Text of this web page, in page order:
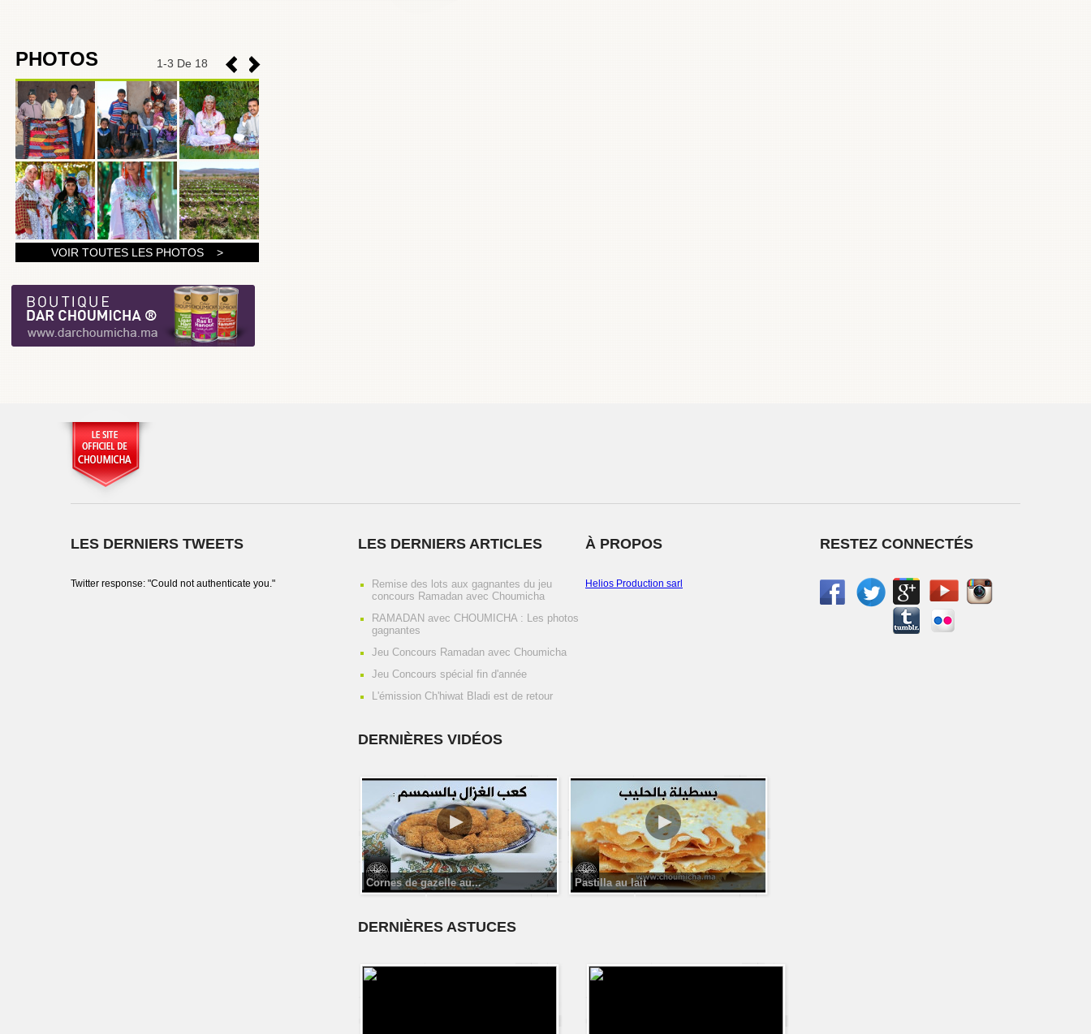
1-3 De 18
PHOTOS
1
2
VOIR TOUTES LES PHOTOS >
LES DERNIERS TWEETS
Twitter response: "Could not authenticate you."
LES DERNIERS ARTICLES
Remise des lots aux gagnantes du jeu
concours Ramadan avec Choumicha
RAMADAN avec CHOUMICHA : Les photos
gagnantes
Jeu Concours Ramadan avec Choumicha
Jeu Concours spécial fin d'année
L'émission Ch'hiwat Bladi est de retour
À PROPOS
Helios Production sarl
DERNIÈRES VIDÉOS
Cornes de gazelle au... Pastilla au lait
DERNIÈRES ASTUCES
RESTEZ CONNECTÉS